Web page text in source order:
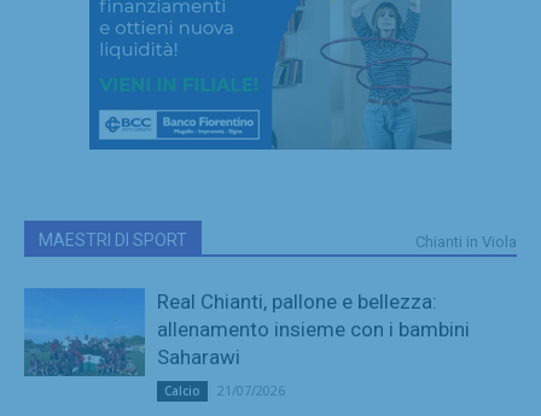
MAESTRI DI SPORT Chianti in Viola
Real Chianti, pallone e bellezza:
allenamento insieme con i bambini
Saharawi
Calcio 21/07/2026